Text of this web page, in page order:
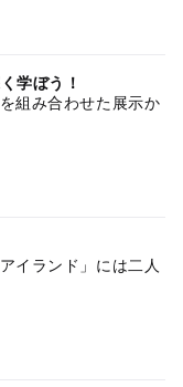
学ぼう！
組み合わせた展示か
イランド」には二人